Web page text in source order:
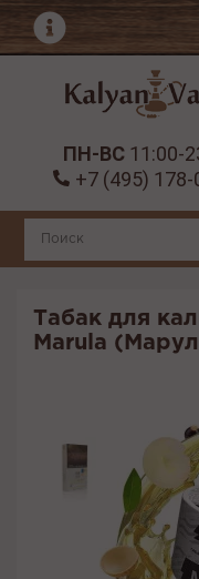
ПН-ВС 11:00-
+7 (495) 178-
Табак для
Marula